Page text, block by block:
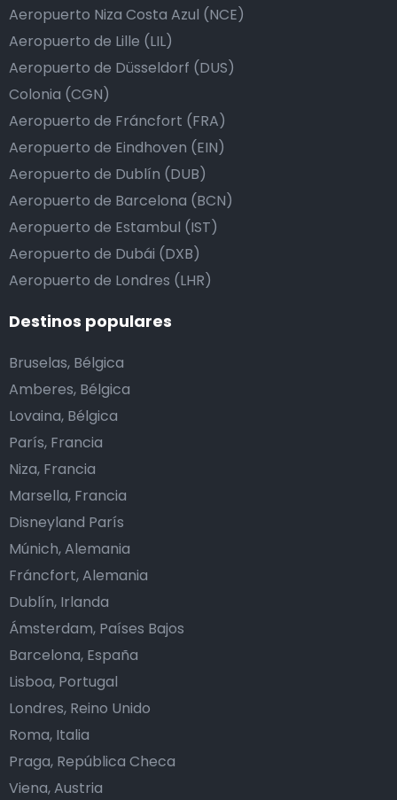
Aeropuerto Niza Costa Azul (NCE)
Aeropuerto de Lille (LIL)
Aeropuerto de Düsseldorf (DUS)
Colonia (CGN)
Aeropuerto de Fráncfort (FRA)
Aeropuerto de Eindhoven (EIN)
Aeropuerto de Dublín (DUB)
Aeropuerto de Barcelona (BCN)
Aeropuerto de Estambul (IST)
Aeropuerto de Dubái (DXB)
Aeropuerto de Londres (LHR)
Destinos populares
Bruselas, Bélgica
Amberes, Bélgica
Lovaina, Bélgica
París, Francia
Niza, Francia
Marsella, Francia
Disneyland París
Múnich, Alemania
Fráncfort, Alemania
Dublín, Irlanda
Ámsterdam, Países Bajos
Barcelona, España
Lisboa, Portugal
Londres, Reino Unido
Roma, Italia
Praga, República Checa
Viena, Austria